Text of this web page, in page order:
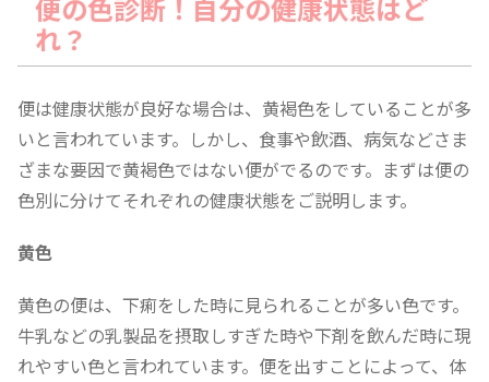
便の色診断！自分の健康状態はど
れ？
便は健康状態が良好な場合は、黄褐色をしていることが多
いと言われています。しかし、食事や飲酒、病気などさま
ざまな要因で黄褐色ではない便がでるのです。まずは便の
色別に分けてそれぞれの健康状態をご説明します。
黄色
黄色の便は、下痢をした時に見られることが多い色です。
牛乳などの乳製品を摂取しすぎた時や下剤を飲んだ時に現
れやすい色と言われています。便を出すことによって、体